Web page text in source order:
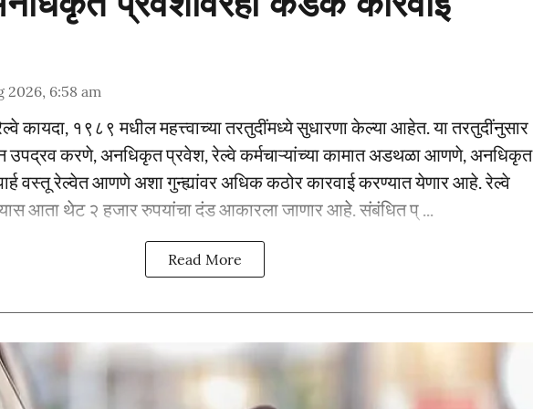
2026, 6:58 am
कायदा, १९८९ मधील महत्त्वाच्या तरतुदींमध्ये सुधारणा केल्या आहेत. या तरतुदींनुसार
उपद्रव करणे, अनधिकृत प्रवेश, रेल्वे कर्मचाऱ्यांच्या कामात अडथळा आणणे, अनधिकृत
वस्तू रेल्वेत आणणे अशा गुन्ह्यांवर अधिक कठोर कारवाई करण्यात येणार आहे. रेल्वे
आता थेट २ हजार रुपयांचा दंड आकारला जाणार आहे. संबंधित प् ...
Read More